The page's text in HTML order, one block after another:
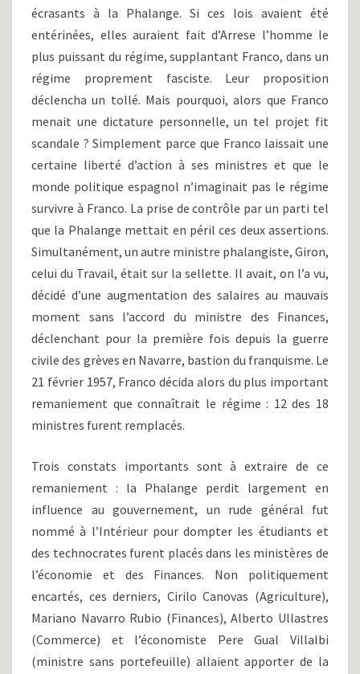
écrasants à la Phalange. Si ces lois avaient été
entérinées, elles auraient fait d’Arrese l’homme le
plus puissant du régime, supplantant Franco, dans un
régime proprement fasciste. Leur proposition
déclencha un tollé. Mais pourquoi, alors que Franco
menait une dictature personnelle, un tel projet fit
scandale ? Simplement parce que Franco laissait une
certaine liberté d’action à ses ministres et que le
monde politique espagnol n’imaginait pas le régime
survivre à Franco. La prise de contrôle par un parti tel
que la Phalange mettait en péril ces deux assertions.
Simultanément, un autre ministre phalangiste, Giron,
celui du Travail, était sur la sellette. Il avait, on l’a vu,
décidé d’une augmentation des salaires au mauvais
moment sans l’accord du ministre des Finances,
déclenchant pour la première fois depuis la guerre
civile des grèves en Navarre, bastion du franquisme. Le
21 février 1957, Franco décida alors du plus important
remaniement que connaîtrait le régime : 12 des 18
ministres furent remplacés.
Trois constats importants sont à extraire de ce
remaniement : la Phalange perdit largement en
influence au gouvernement, un rude général fut
nommé à l’Intérieur pour dompter les étudiants et
des technocrates furent placés dans les ministères de
l’économie et des Finances. Non politiquement
encartés, ces derniers, Cirilo Canovas (Agriculture),
Mariano Navarro Rubio (Finances), Alberto Ullastres
(Commerce) et l’économiste Pere Gual Villalbi
(ministre sans portefeuille) allaient apporter de la